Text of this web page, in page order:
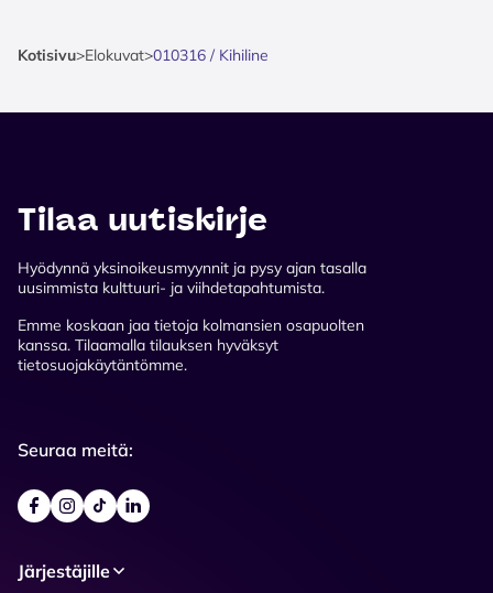
Kotisivu>Elokuvat>010316 / Kihiline
Tilaa uutiskirje
Hyödynnä yksinoikeusmyynnit ja pysy ajan tasalla
uusimmista kulttuuri- ja viihdetapahtumista.
Emme koskaan jaa tietoja kolmansien osapuolten
kanssa. Tilaamalla tilauksen hyväksyt
tietosuojakäytäntömme.
Seuraa meitä:
Järjestäjille